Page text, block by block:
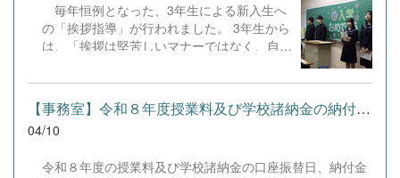
った「お互いを思いやる温かな雰囲気」を大
切に、3年間を共にする仲間として、多様性
を認め合い人としても大きく成長してほしい
毎年恒例となった、3年生による新入生へ
の「挨拶指導」が行われました。 3年生から
は、「挨拶は堅苦しいマナーではなく、自分
武器である」という実用的なアドバイスが送
られました。新入生たちは、どこへ行っても
通用する挨拶を日常で自然に実践できるよ
う、真剣に学んでいました。 後輩へ親身に
感じられました。新入生の皆さんも、2年後
【事務室】令和８年度授業料及び学校諸納金の納付について
04/10
令和８年度の授業料及び学校諸納金の口座振替日、納付金